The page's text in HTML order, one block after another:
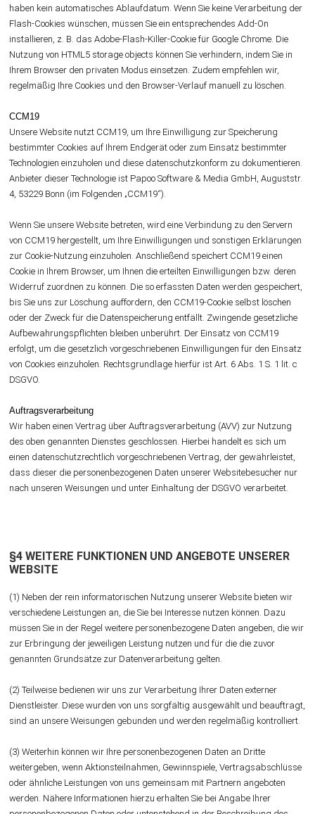
haben kein automatisches Ablaufdatum. Wenn Sie keine Verarbeitung der
Flash-Cookies wünschen, müssen Sie ein entsprechendes Add-On
installieren, z. B. das Adobe-Flash-Killer-Cookie für Google Chrome. Die
Nutzung von HTML5 storage objects können Sie verhindern, indem Sie in
Ihrem Browser den privaten Modus einsetzen. Zudem empfehlen wir,
regelmäßig Ihre Cookies und den Browser-Verlauf manuell zu löschen.
CCM19
Unsere Website nutzt CCM19, um Ihre Einwilligung zur Speicherung
bestimmter Cookies auf Ihrem Endgerät oder zum Einsatz bestimmter
Technologien einzuholen und diese datenschutzkonform zu dokumentieren.
Anbieter dieser Technologie ist Papoo Software & Media GmbH, Auguststr.
4, 53229 Bonn (im Folgenden „CCM19“).
Wenn Sie unsere Website betreten, wird eine Verbindung zu den Servern
von CCM19 hergestellt, um Ihre Einwilligungen und sonstigen Erklärungen
zur Cookie-Nutzung einzuholen. Anschließend speichert CCM19 einen
Cookie in Ihrem Browser, um Ihnen die erteilten Einwilligungen bzw. deren
Widerruf zuordnen zu können. Die so erfassten Daten werden gespeichert,
bis Sie uns zur Löschung auffordern, den CCM19-Cookie selbst löschen
oder der Zweck für die Datenspeicherung entfällt. Zwingende gesetzliche
Aufbewahrungspflichten bleiben unberührt. Der Einsatz von CCM19
erfolgt, um die gesetzlich vorgeschriebenen Einwilligungen für den Einsatz
von Cookies einzuholen. Rechtsgrundlage hierfür ist Art. 6 Abs. 1 S. 1 lit. c
DSGVO.
​​​​​​​Auftragsverarbeitung
Wir haben einen Vertrag über Auftragsverarbeitung (AVV) zur Nutzung
des oben genannten Dienstes geschlossen. Hierbei handelt es sich um
einen datenschutzrechtlich vorgeschriebenen Vertrag, der gewährleistet,
dass dieser die personenbezogenen Daten unserer Websitebesucher nur
nach unseren Weisungen und unter Einhaltung der DSGVO verarbeitet.
§4 WEITERE FUNKTIONEN UND ANGEBOTE UNSERER
WEBSITE
(1) Neben der rein informatorischen Nutzung unserer Website bieten wir
verschiedene Leistungen an, die Sie bei Interesse nutzen können. Dazu
müssen Sie in der Regel weitere personenbezogene Daten angeben, die wir
zur Erbringung der jeweiligen Leistung nutzen und für die die zuvor
genannten Grundsätze zur Datenverarbeitung gelten.
(2) Teilweise bedienen wir uns zur Verarbeitung Ihrer Daten externer
Dienstleister. Diese wurden von uns sorgfältig ausgewählt und beauftragt,
sind an unsere Weisungen gebunden und werden regelmäßig kontrolliert.
(3) Weiterhin können wir Ihre personenbezogenen Daten an Dritte
weitergeben, wenn Aktionsteilnahmen, Gewinnspiele, Vertragsabschlüsse
oder ähnliche Leistungen von uns gemeinsam mit Partnern angeboten
werden. Nähere Informationen hierzu erhalten Sie bei Angabe Ihrer